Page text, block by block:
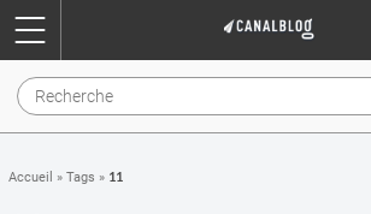
Accueil » Tags » 11